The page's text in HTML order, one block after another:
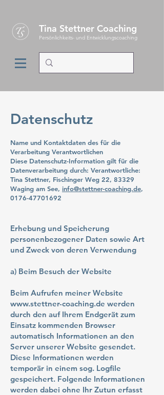
Tina Stettner Coaching
Persönlichkeits- und Entwicklungscoaching
Datenschutz
Name und Kontaktdaten des für die
Verarbeitung Verantwortlichen
Diese Datenschutz-Information gilt für die
Datenverarbeitung durch: Verantwortliche:
Tina Stettner, Fischinger Weg 22, 83329
Waging am See, info@stettner-coaching.de,
0176-47701692
Erhebung und Speicherung
personenbezogener Daten sowie Art
und Zweck von deren Verwendung
a) Beim Besuch der Website
Beim Aufrufen meiner Website
www.stettner-coaching.de werden
durch den auf Ihrem Endgerät zum
Einsatz kommenden Browser
automatisch Informationen an den
Server unserer Website gesendet.
Diese Informationen werden
temporär in einem sog. Logfile
gespeichert. Folgende Informationen
werden dabei ohne Ihr Zutun erfasst